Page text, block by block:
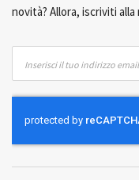
novità? Allora, iscriviti
nostra
Newsletter: